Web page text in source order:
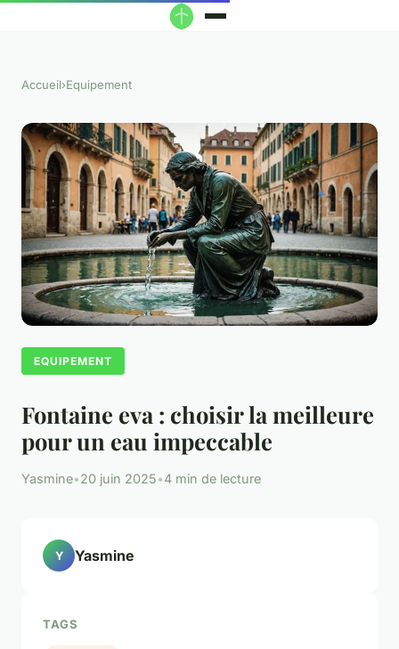
Accueil›Equipement
EQUIPEMENT
Fontaine eva : choisir la meilleure
pour un eau impeccable
Yasmine•20 juin 2025•4 min de lecture
Y Yasmine
TAGS